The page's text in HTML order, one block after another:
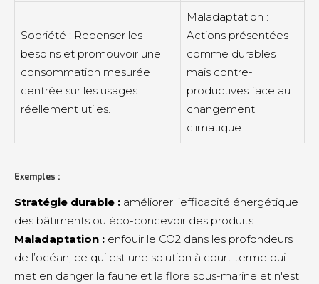
Sobriété : Repenser les
besoins et promouvoir une
consommation mesurée
centrée sur les usages
réellement utiles.
Maladaptation :
Actions présentées
comme durables
mais contre-
productives face au
changement
climatique.
Exemples :
Stratégie durable : améliorer l’efficacité énergétique
des bâtiments ou éco-concevoir des produits.
Maladaptation : enfouir le CO2 dans les profondeurs
de l’océan, ce qui est une solution à court terme qui
met en danger la faune et la flore sous-marine et n'est